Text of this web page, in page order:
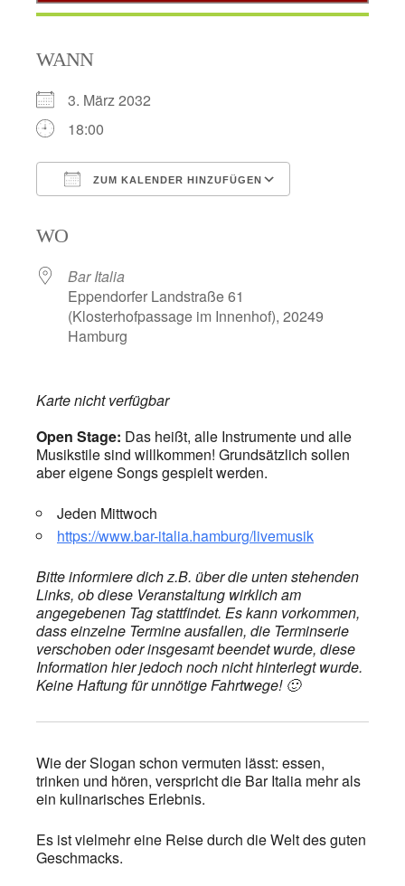
WANN
3. März 2032
18:00
ZUM KALENDER HINZUFÜGEN
WO
Bar Italia
Eppendorfer Landstraße 61
(Klosterhofpassage im Innenhof), 20249
Hamburg
Karte nicht verfügbar
Open Stage: Das heißt, alle Instrumente und alle
Musikstile sind willkommen! Grundsätzlich sollen
aber eigene Songs gespielt werden.
Jeden Mittwoch
https://www.bar-italia.hamburg/livemusik
Bitte informiere dich z.B. über die unten stehenden
Links, ob diese Veranstaltung wirklich am
angegebenen Tag stattfindet. Es kann vorkommen,
dass einzelne Termine ausfallen, die Terminserie
verschoben oder insgesamt beendet wurde, diese
Information hier jedoch noch nicht hinterlegt wurde.
Keine Haftung für unnötige Fahrtwege! 🙂
Wie der Slogan schon vermuten lässt: essen,
trinken und hören, verspricht die Bar Italia mehr als
ein kulinarisches Erlebnis.
Es ist vielmehr eine Reise durch die Welt des guten
Geschmacks.